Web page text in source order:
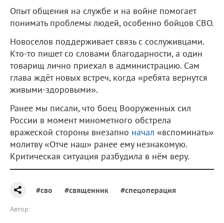
Опыт общения на службе и на войне помогает
понимать проблемы людей, особенно бойцов СВО.
Новоселов поддерживает связь с сослуживцами.
Кто-то пишет со словами благодарности, а один
товарищ лично приехал в администрацию. Сам
глава ждёт новых встреч, когда «ребята вернутся
живыми-здоровыми».
Ранее мы писали, что боец Вооруженных сил
России в момент минометного обстрела
вражеской стороны внезапно начал «вспоминать»
молитву «Отче наш» ранее ему незнакомую.
Критическая ситуация разбудила в нём веру.
#сво #священник #спецоперация
Автор: